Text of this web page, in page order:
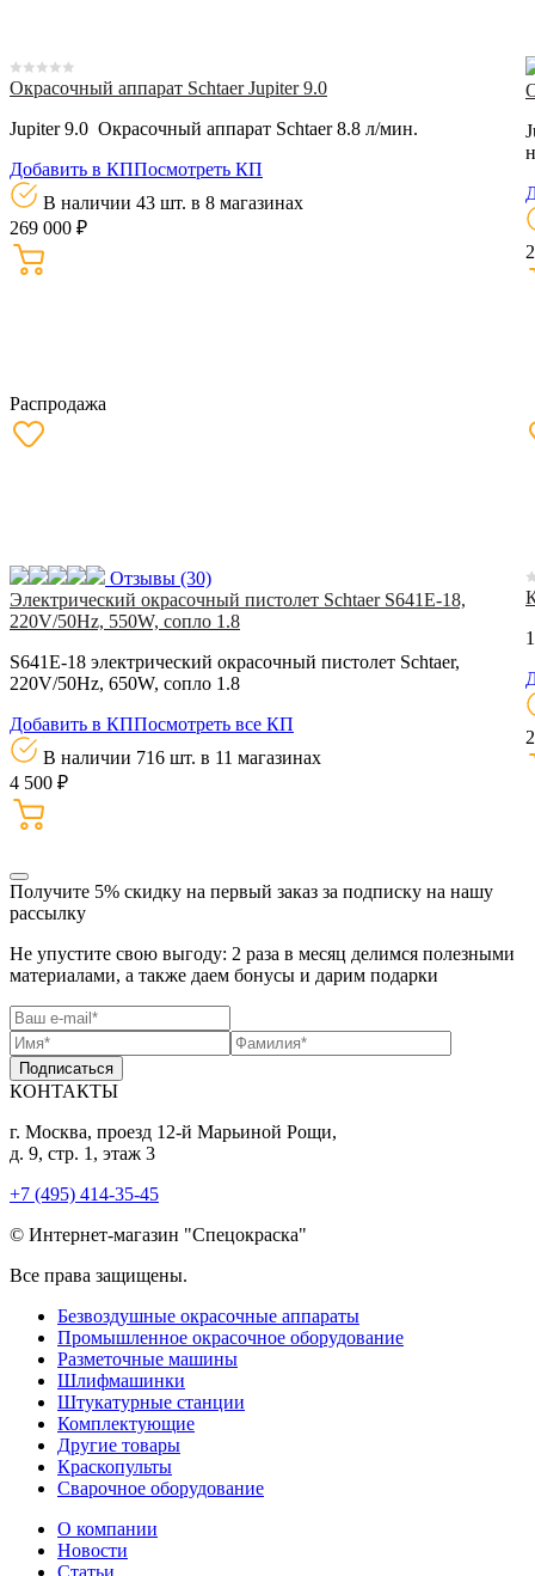
Окрасочный аппарат Schtaer Jupiter 9.0
Jupiter 9.0 Окрасочный аппарат Schtaer 8.8 л/мин.
Добавить в КППосмотреть КП
В наличии 43 шт. в 8 магазинах
269 000 ₽
Распродажа
Отзывы (30)
Электрический окрасочный пистолет Schtaer S641E-18,
220V/50Hz, 550W, сопло 1.8
S641E-18 электрический окрасочный пистолет Schtaer,
220V/50Hz, 650W, сопло 1.8
Добавить в КППосмотреть все КП
В наличии 716 шт. в 11 магазинах
4 500 ₽
Получите 5% скидку на первый заказ за подписку на нашу
рассылку
Не упустите свою выгоду: 2 раза в месяц делимся полезными
материалами, а также даем бонусы и дарим подарки
Подписаться
КОНТАКТЫ
г. Москва, проезд 12-й Марьиной Рощи,
д. 9, стр. 1, этаж 3
+7 (495) 414-35-45
© Интернет-магазин "Спецокраска"
Все права защищены.
Безвоздушные окрасочные аппараты
Промышленное окрасочное оборудование
Разметочные машины
Шлифмашинки
Штукатурные станции
Комплектующие
Другие товары
Краскопульты
Сварочное оборудование
О компании
Новости
Статьи